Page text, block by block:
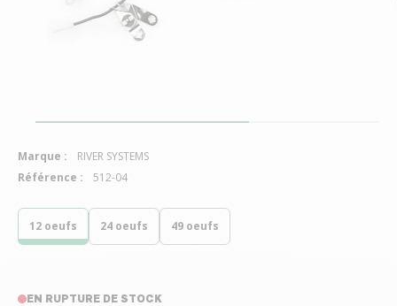
12 oeufs 24 oeufs 49 oeufs
EN RUPTURE DE STOCK
Marque :
RIVER SYSTEMS
Référence :
512-04